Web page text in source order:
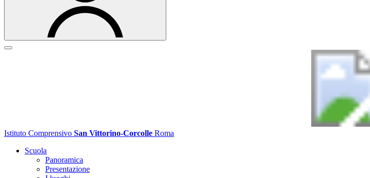
Istituto Comprensivo San Vittorino-Corcolle Roma
Scuola
Panoramica
Presentazione